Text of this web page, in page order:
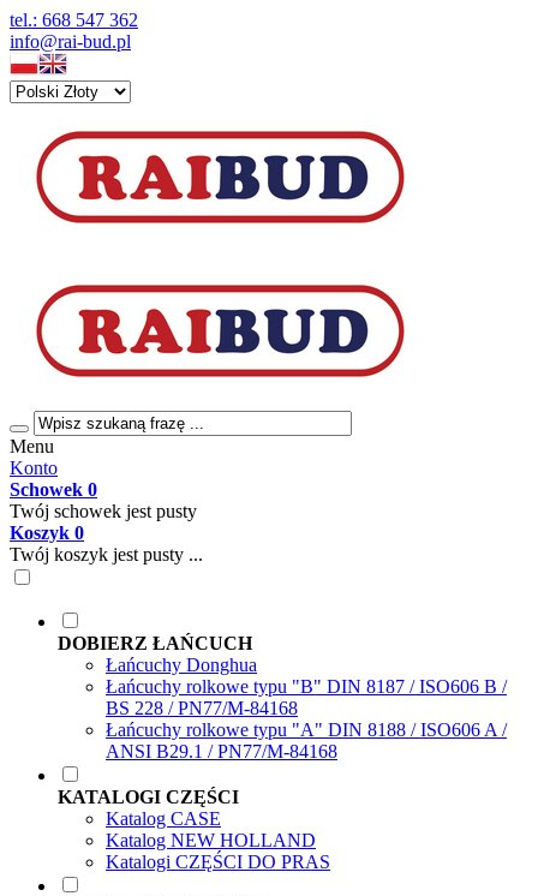
tel.: 668 547 362
info@rai-bud.pl
Menu
Konto
Schowek 0
Twój schowek jest pusty
Koszyk 0
Twój koszyk jest pusty ...
DOBIERZ ŁAŃCUCH
Łańcuchy Donghua
Łańcuchy rolkowe typu "B" DIN 8187 / ISO606 B /
BS 228 / PN77/M-84168
Łańcuchy rolkowe typu "A" DIN 8188 / ISO606 A /
ANSI B29.1 / PN77/M-84168
KATALOGI CZĘŚCI
Katalog CASE
Katalog NEW HOLLAND
Katalogi CZĘŚCI DO PRAS